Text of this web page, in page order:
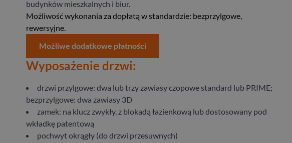
budynków mieszkalnych i biur.
Możliwość wykonania za dopłatą w standardzie: bezprzylgowe,
rewersyjne.
Możliwe dodatkowe płatności
Wyposażenie drzwi:
drzwi przylgowe: dwa lub trzy zawiasy czopowe standard lub PRIME;
bezprzylgowe: dwa zawiasy 3D
zamek: na klucz zwykły, z blokadą łazienkową lub dostosowany pod
wkładkę patentową
pochwyt okrągły (do drzwi przesuwnych)